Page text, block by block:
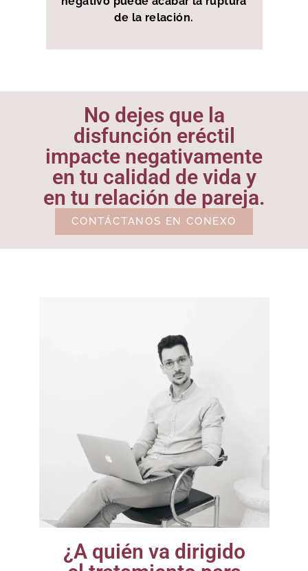
de la relación.
No dejes que la
disfunción eréctil
impacte negativamente
en tu calidad de vida y
en tu relación de pareja.
CONTÁCTANOS EN CONEXO
¿A quién va dirigido